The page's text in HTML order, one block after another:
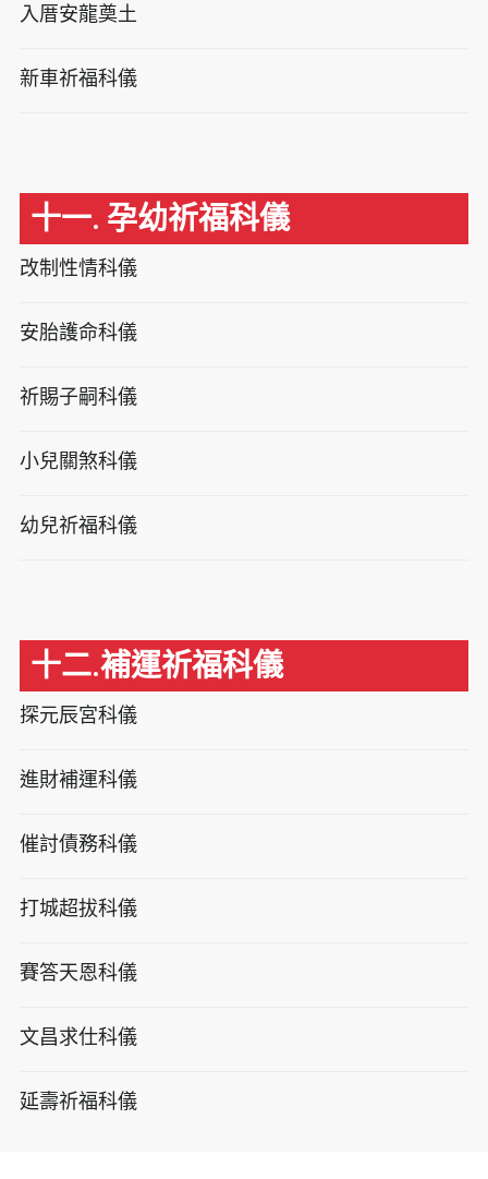
入厝安龍奠土
新車祈福科儀
十一. 孕幼祈福科儀
改制性情科儀
安胎護命科儀
祈賜子嗣科儀
小兒關煞科儀
幼兒祈福科儀
十二.補運祈福科儀
探元辰宮科儀
進財補運科儀
催討債務科儀
打城超拔科儀
賽答天恩科儀
文昌求仕科儀
延壽祈福科儀